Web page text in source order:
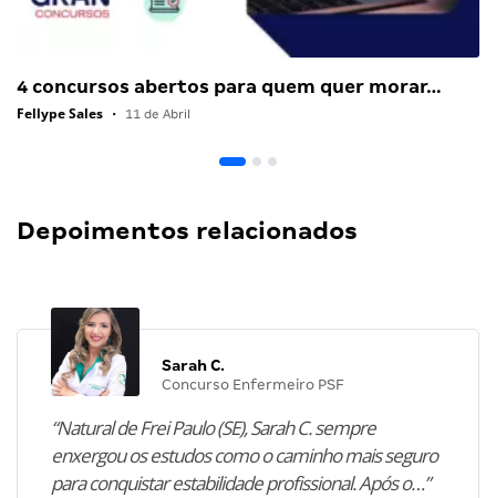
4 concursos abertos para quem quer morar…
Fellype Sales • 11 de Abril
Depoimentos relacionados
Sarah C.
Concurso Enfermeiro PSF
“Natural de Frei Paulo (SE), Sarah C. sempre
enxergou os estudos como o caminho mais seguro
para conquistar estabilidade profissional. Após o…”